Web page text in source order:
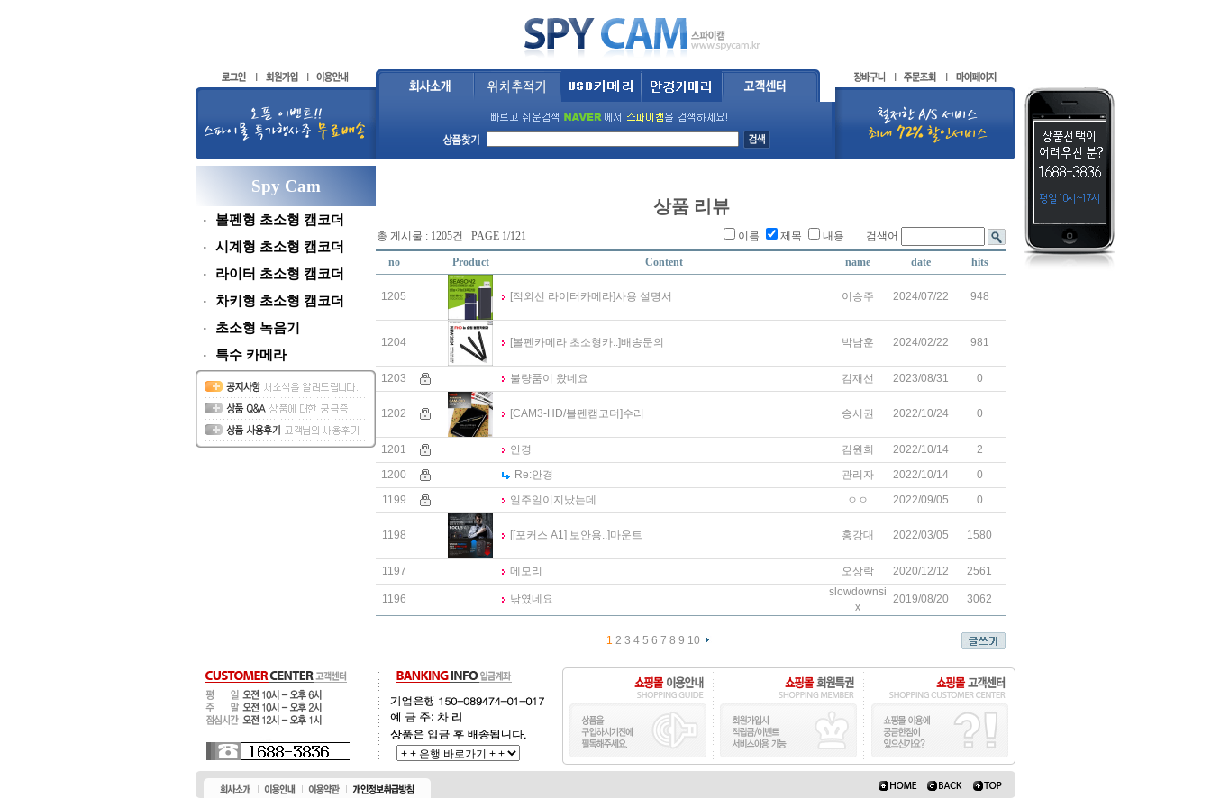
Spy Cam
볼펜형 초소형 캠코더
시계형 초소형 캠코더
라이터 초소형 캠코더
차키형 초소형 캠코더
초소형 녹음기
특수 카메라
상품 리뷰
총 게시물 : 1205건 PAGE 1/121 이름 제목 내용 검색어
no Product Content name date hits
1205 [적외선 라이터카메라]사용 설명서 이승주 2024/07/22 948
1204 [볼펜카메라 초소형카..]배송문의 박남훈 2024/02/22 981
1203 불량품이 왔네요 김재선 2023/08/31 0
1202 [CAM3-HD/볼펜캠코더]수리 송서권 2022/10/24 0
1201 안경 김원희 2022/10/14
2
1200
Re:안경 관리자 2022/10/14
0
1199
일주일이지났는데 ㅇㅇ 2022/09/05 0
1198 [[포커스 A1] 보안용..]마운트 홍강대 2022/03/05 1580
1197 메모리 오상락 2020/12/12 2561
1196 낚였네요
slowdownsi
x
2019/08/20 3062
1 2 3 4 5 6 7 8 9 10